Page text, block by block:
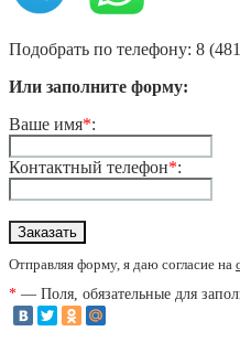
Подобрать по телефону: 8
Или заполните форму:
Ваше имя*:
Контактный телефон*:
Отправляя форму, я даю согласие на
* — Поля, обязательные для